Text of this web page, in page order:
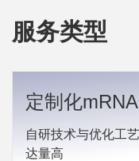
服务类型
定制化
自研技术与优化工
达量高